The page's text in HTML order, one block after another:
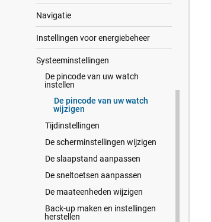
Navigatie
Instellingen voor energiebeheer
Systeeminstellingen
De pincode van uw watch
instellen
De pincode van uw watch
wijzigen
Tijdinstellingen
De scherminstellingen wijzigen
De slaapstand aanpassen
De sneltoetsen aanpassen
De maateenheden wijzigen
Back-up maken en instellingen
herstellen